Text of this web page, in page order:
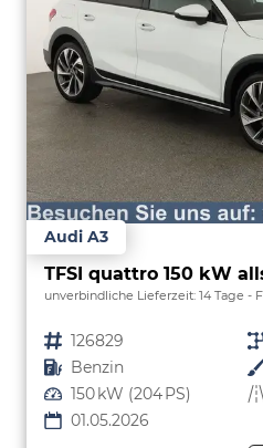
Audi A3
unverbindliche Lieferzeit: 14 Tage
Fahrzeugnr. 126829
Kraftstoff Benzin
Leistung 150 kW (204 PS) Kilometerstand
01.05.2026